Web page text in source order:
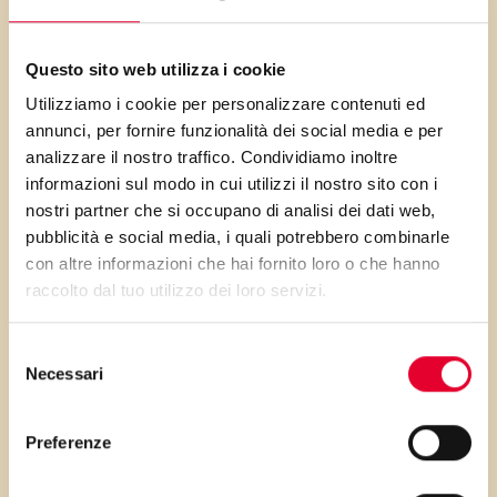
Questo sito web utilizza i cookie
Utilizziamo i cookie per personalizzare contenuti ed
annunci, per fornire funzionalità dei social media e per
analizzare il nostro traffico. Condividiamo inoltre
informazioni sul modo in cui utilizzi il nostro sito con i
nostri partner che si occupano di analisi dei dati web,
pubblicità e social media, i quali potrebbero combinarle
con altre informazioni che hai fornito loro o che hanno
raccolto dal tuo utilizzo dei loro servizi.
delNecessari
Preferenze
Romagna. Come ogni ricetta di
famiglia ognuno ha la sua
versione: la mia è
deliziosamente salutare con
farina semintegrale e Vallé
Pasticceria, l’alleata ideale per
dolci soffici come questo!
PRIMA GLI
INGREDIENTI